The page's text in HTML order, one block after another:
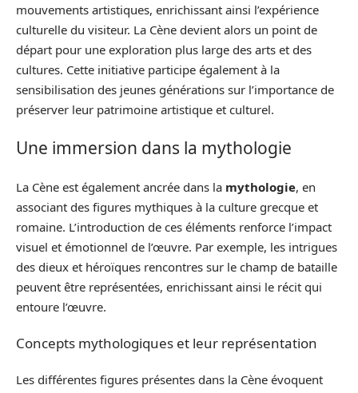
mouvements artistiques, enrichissant ainsi l’expérience
culturelle du visiteur. La Cène devient alors un point de
départ pour une exploration plus large des arts et des
cultures. Cette initiative participe également à la
sensibilisation des jeunes générations sur l’importance de
préserver leur patrimoine artistique et culturel.
Une immersion dans la mythologie
La Cène est également ancrée dans la mythologie, en
associant des figures mythiques à la culture grecque et
romaine. L’introduction de ces éléments renforce l’impact
visuel et émotionnel de l’œuvre. Par exemple, les intrigues
des dieux et héroïques rencontres sur le champ de bataille
peuvent être représentées, enrichissant ainsi le récit qui
entoure l’œuvre.
Concepts mythologiques et leur représentation
Les différentes figures présentes dans la Cène évoquent